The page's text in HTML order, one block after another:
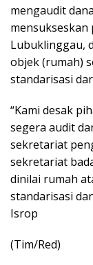
mengaudit
mensukseskan
Lubuklinggau,
objek (rumah)
standarisasi
“Kami desak
segera audit
sekretariat
sekretariat
dinilai rumah
standarisasi
Isrop
(Tim/Red)